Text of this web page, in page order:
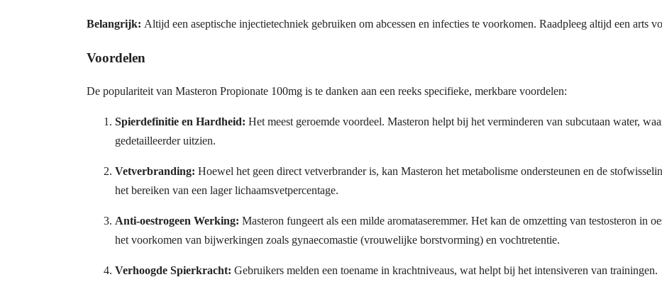
Belangrijk: Altijd een aseptische injectietechniek gebruiken om abcessen en infecties te voorkomen. Raadpleeg altijd een arts
Voordelen
De populariteit van Masteron Propionate 100mg is te danken aan een reeks specifieke, merkbare voordelen:
Spierdefinitie en Hardheid: Het meest geroemde voordeel. Masteron helpt bij het verminderen van subcutaan water,
gedetailleerder uitzien.
Vetverbranding: Hoewel het geen direct vetverbrander is, kan Masteron het metabolisme ondersteunen en de
het bereiken van een lager lichaamsvetpercentage.
Anti-oestrogeen Werking: Masteron fungeert als een milde aromataseremmer. Het kan de omzetting van testosteron in
het voorkomen van bijwerkingen zoals gynaecomastie (vrouwelijke borstvorming) en vochtretentie.
Verhoogde Spierkracht: Gebruikers melden een toename in krachtniveaus, wat helpt bij het intensiveren van trainingen.